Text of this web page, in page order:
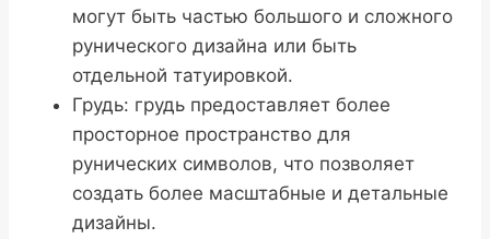
могут быть частью большого и сложного
рунического дизайна или быть
отдельной татуировкой.
Грудь: грудь предоставляет более
просторное пространство для
рунических символов, что позволяет
создать более масштабные и детальные
дизайны.